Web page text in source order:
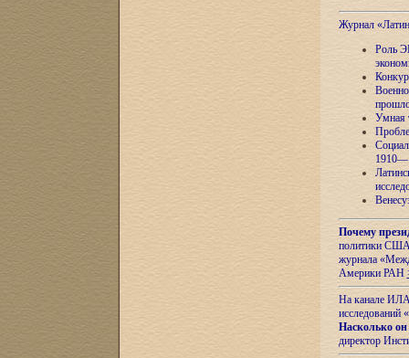
Журнал
Роль
Умная
Почему
политики США
журнала
Америки РАН
На канале ИЛА
исследований «
Насколько он
директор